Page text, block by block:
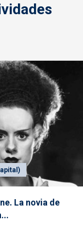
La novia de